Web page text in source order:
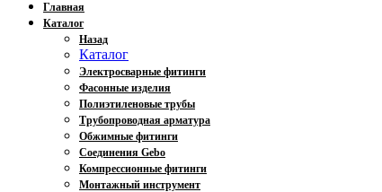
Главная
Каталог
Назад
Каталог
Электросварные фитинги
Фасонные изделия
Полиэтиленовые трубы
Трубопроводная арматура
Обжимные фитинги
Соединения Gebo
Компрессионные фитинги
Монтажный инструмент